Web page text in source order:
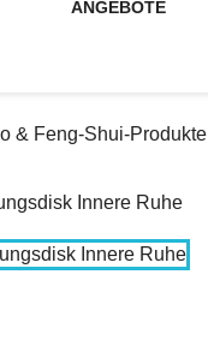
ANGEBOTE
& Feng-Shui-Produkte